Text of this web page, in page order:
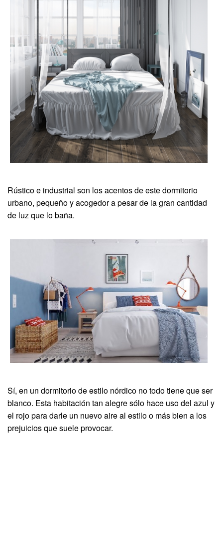
Rústico e industrial son los acentos de este dormitorio
urbano, pequeño y acogedor a pesar de la gran cantidad
de luz que lo baña.
Sí, en un dormitorio de estilo nórdico no todo tiene que ser
blanco. Esta habitación tan alegre sólo hace uso del azul y
el rojo para darle un nuevo aire al estilo o más bien a los
prejuicios que suele provocar.